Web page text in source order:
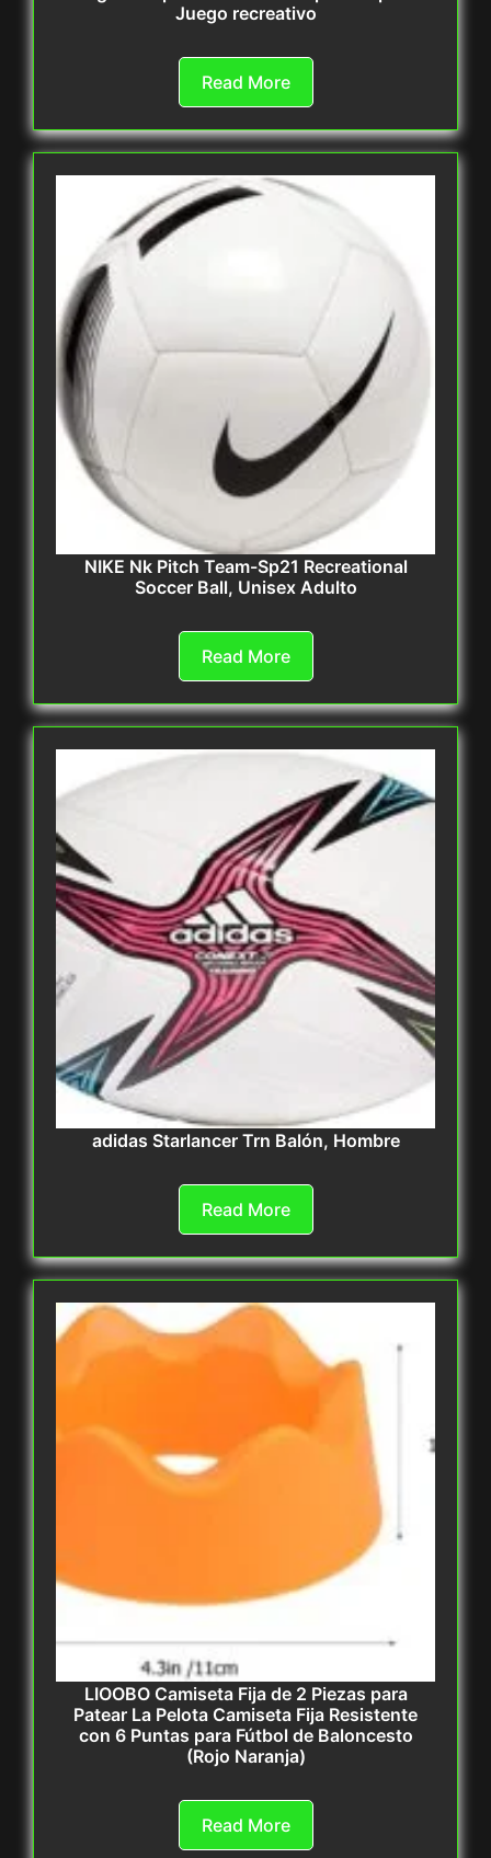
Juego recreativo
Read More
NIKE Nk Pitch Team-Sp21 Recreational
Soccer Ball, Unisex Adulto
Read More
adidas Starlancer Trn Balón, Hombre
Read More
LIOOBO Camiseta Fija de 2 Piezas para
Patear La Pelota Camiseta Fija Resistente
con 6 Puntas para Fútbol de Baloncesto
(Rojo Naranja)
Read More